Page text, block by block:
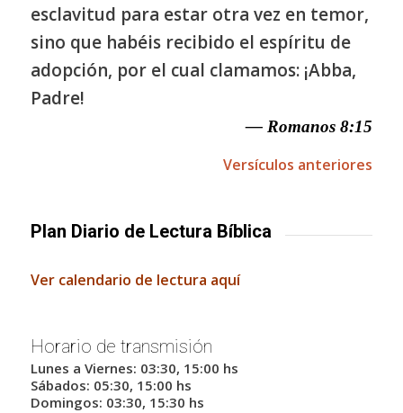
esclavitud para estar otra vez en temor,
sino que habéis recibido el espíritu de
adopción, por el cual clamamos: ¡Abba,
Padre!
— Romanos 8:15
Versículos anteriores
Plan Diario de Lectura Bíblica
Ver calendario de lectura aquí
Horario de transmisión
Lunes a Viernes: 03:30, 15:00 hs
Sábados: 05:30, 15:00 hs
Domingos: 03:30, 15:30 hs